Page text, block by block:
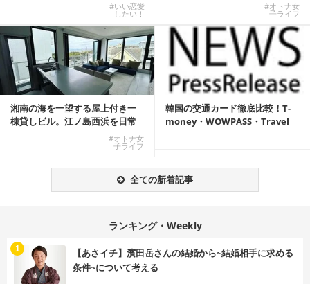
#いい恋愛
したい！
#オトナ女
子ライフ
湘南の海を一望する屋上付き一
棟貸しビル。江ノ島西浜を日常
#オトナ女
子ライフ
韓国の交通カード徹底比較！T-
money・WOWPASS・Travel
全ての新着記事
ランキング・Weekly
【あさイチ】濱田岳さんの結婚から~結婚相手に求める
条件~について考える
1